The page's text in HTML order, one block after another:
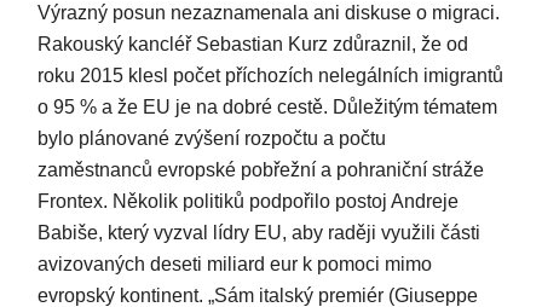
Výrazný posun nezaznamenala ani diskuse o migraci.
Rakouský kancléř Sebastian Kurz zdůraznil, že od
roku 2015 klesl počet příchozích nelegálních imigrantů
o 95 % a že EU je na dobré cestě. Důležitým tématem
bylo plánované zvýšení rozpočtu a počtu
zaměstnanců evropské pobřežní a pohraniční stráže
Frontex. Několik politiků podpořilo postoj Andreje
Babiše, který vyzval lídry EU, aby raději využili části
avizovaných deseti miliard eur k pomoci mimo
evropský kontinent. „Sám italský premiér (Giuseppe